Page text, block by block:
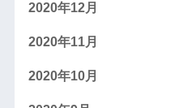
2020年12月
2020年11月
2020年10月